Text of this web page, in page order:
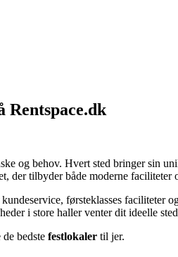
og behov. Hvert sted bringer sin
der tilbyder både moderne faciliteter
førsteklasses faciliteter
i store haller venter dit ideelle
bedste festlokaler til jer.